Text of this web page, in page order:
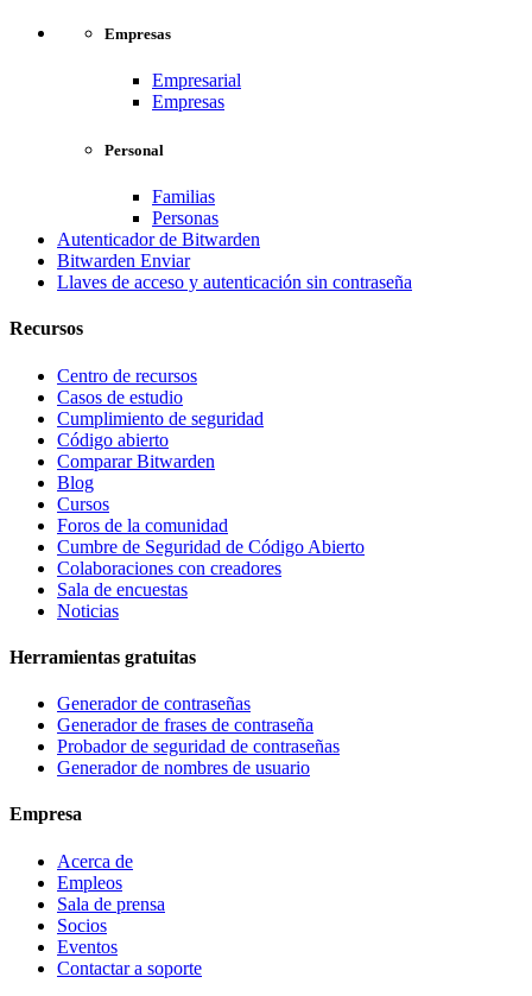
Empresas
Empresarial
Empresas
Personal
Familias
Personas
Autenticador de Bitwarden
Bitwarden Enviar
Llaves de acceso y autenticación sin contraseña
Recursos
Centro de recursos
Casos de estudio
Cumplimiento de seguridad
Código abierto
Comparar Bitwarden
Blog
Cursos
Foros de la comunidad
Cumbre de Seguridad de Código Abierto
Colaboraciones con creadores
Sala de encuestas
Noticias
Herramientas gratuitas
Generador de contraseñas
Generador de frases de contraseña
Probador de seguridad de contraseñas
Generador de nombres de usuario
Empresa
Acerca de
Empleos
Sala de prensa
Socios
Eventos
Contactar a soporte